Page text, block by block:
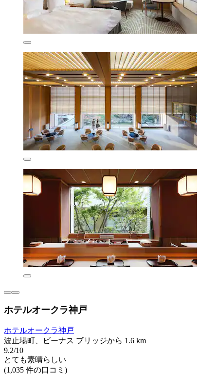
ホテルオークラ神戸
ホテルオークラ神戸
波止場町、ビーナス ブリッジから 1.6 km
9.2/10
とても素晴らしい
(1,035 件の口コミ)